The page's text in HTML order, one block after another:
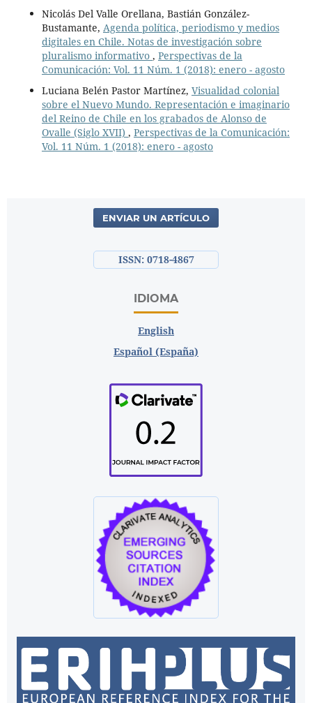
Nicolás Del Valle Orellana, Bastián González-
Bustamante, Agenda política, periodismo y medios
digitales en Chile. Notas de investigación sobre
pluralismo informativo , Perspectivas de la
Comunicación: Vol. 11 Núm. 1 (2018): enero - agosto
Luciana Belén Pastor Martínez, Visualidad colonial
sobre el Nuevo Mundo. Representación e imaginario
del Reino de Chile en los grabados de Alonso de
Ovalle (Siglo XVII) , Perspectivas de la Comunicación:
Vol. 11 Núm. 1 (2018): enero - agosto
ENVIAR UN ARTÍCULO
ISSN: 0718-4867
IDIOMA
English
Español (España)